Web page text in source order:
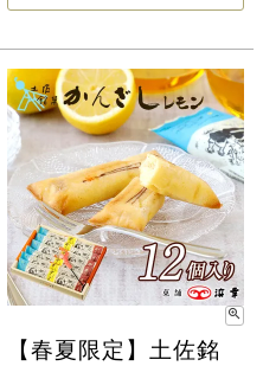
【春夏限定】土佐銘